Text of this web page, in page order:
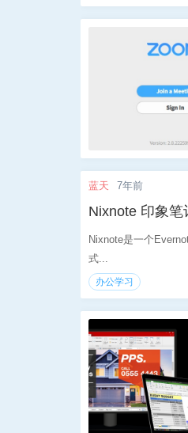
蓝天 7年前
Nixnote 印象笔
Nixnote是一个
式...
办公学习